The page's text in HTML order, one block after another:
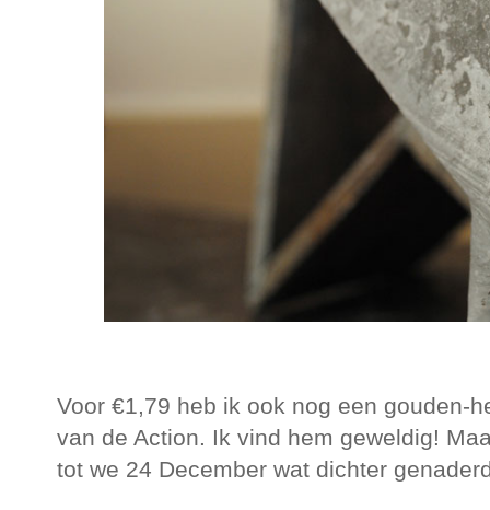
Voor €1,79 heb ik ook nog een gouden-
van de Action. Ik vind hem geweldig!
tot we 24 December wat dichter